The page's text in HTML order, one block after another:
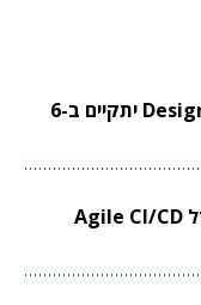
וובינר סינופסיס ל-Design Optimization יתקיים ב-6
וובינר סינופסיס לתכנון שבבים במודל Agile CI/CD